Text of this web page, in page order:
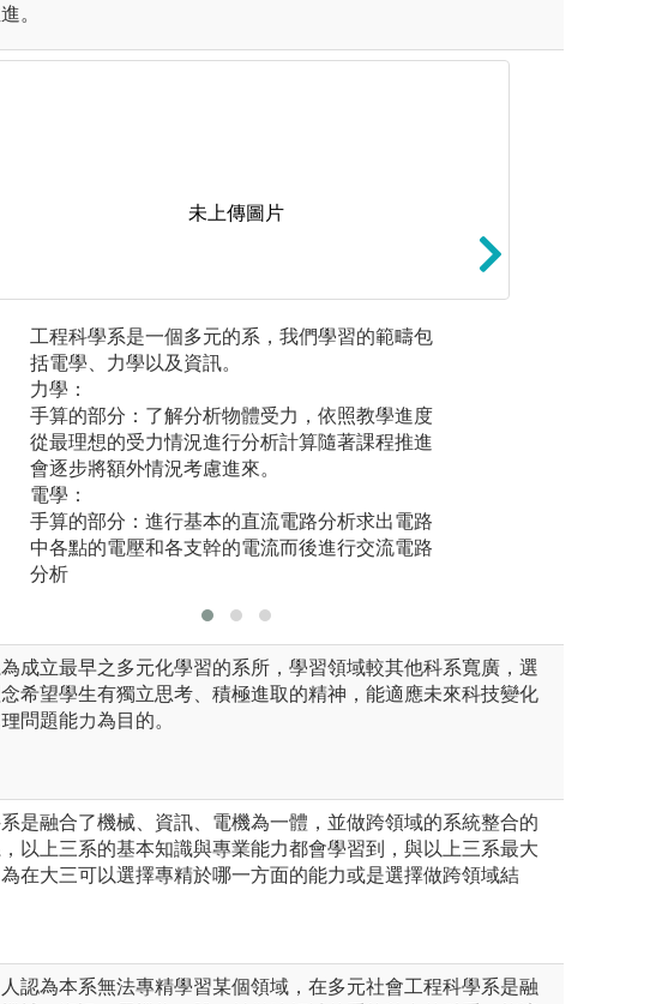
。
理論推導: 於高年級課程中，有所謂之選修課
為特定科目的進階課程，可由學生自己選擇
興趣之方向進修，加深特定科目的程度與難
未上傳圖片
工程科學系是一個多元的系，我們學習的範疇包
括電學、力學以及資訊。
力學：
手算的部分：了解分析物體受力，依照教學進度
從最理想的受力情況進行分析計算隨著課程推進
會逐步將額外情況考慮進來。
電學：
手算的部分：進行基本的直流電路分析求出電路
中各點的電壓和各支幹的電流而後進行交流電路
分析
成立最早之多元化學習的系所，學習領域較其他科系寬廣，選
希望學生有獨立思考、積極進取的精神，能適應未來科技變化
問題能力為目的。
是融合了機械、資訊、電機為一體，並做跨領域的系統整合的
以上三系的基本知識與專業能力都會學習到，與以上三系最大
在大三可以選擇專精於哪一方面的能力或是選擇做跨領域結
認為本系無法專精學習某個領域，在多元社會工程科學系是融